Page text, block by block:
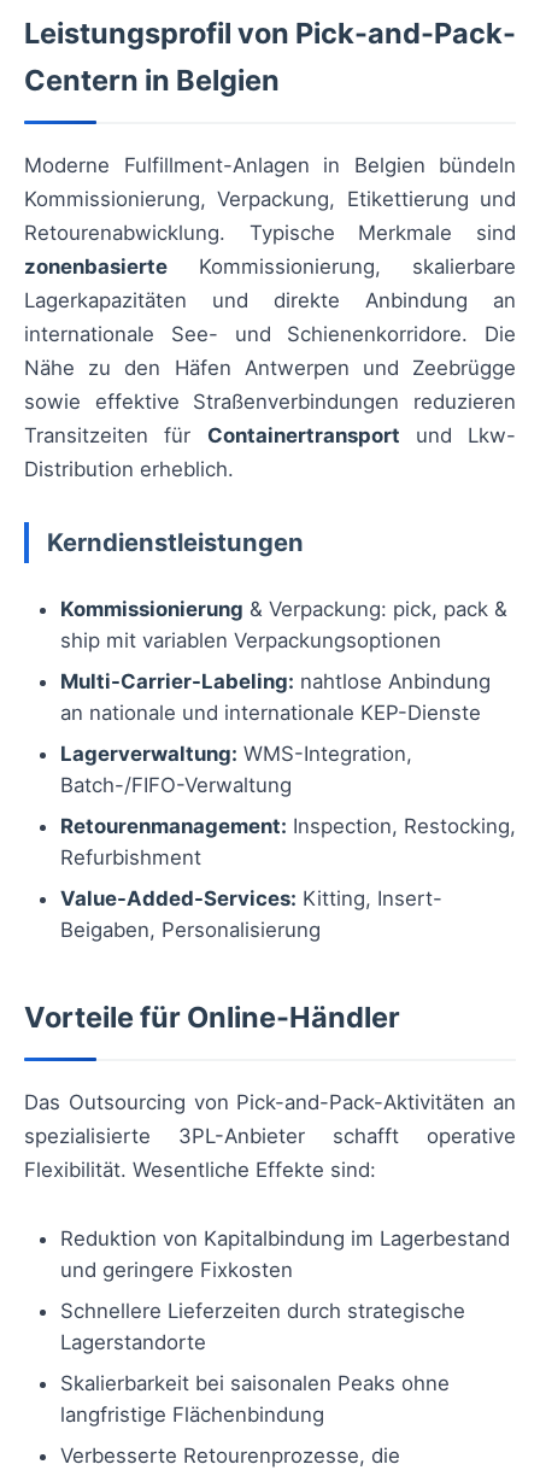
Leistungsprofil von Pick-and-Pack-
Centern in Belgien
Moderne Fulfillment-Anlagen in Belgien bündeln
Kommissionierung, Verpackung, Etikettierung und
Retourenabwicklung. Typische Merkmale sind
zonenbasierte Kommissionierung, skalierbare
Lagerkapazitäten und direkte Anbindung an
internationale See- und Schienenkorridore. Die
Nähe zu den Häfen Antwerpen und Zeebrügge
sowie effektive Straßenverbindungen reduzieren
Transitzeiten für Containertransport und Lkw-
Distribution erheblich.
Kerndienstleistungen
Kommissionierung & Verpackung: pick, pack &
ship mit variablen Verpackungsoptionen
Multi-Carrier-Labeling: nahtlose Anbindung
an nationale und internationale KEP-Dienste
Lagerverwaltung: WMS-Integration,
Batch-/FIFO-Verwaltung
Retourenmanagement: Inspection, Restocking,
Refurbishment
Value-Added-Services: Kitting, Insert-
Beigaben, Personalisierung
Vorteile für Online-Händler
Das Outsourcing von Pick-and-Pack-Aktivitäten an
spezialisierte 3PL-Anbieter schafft operative
Flexibilität. Wesentliche Effekte sind:
Reduktion von Kapitalbindung im Lagerbestand
und geringere Fixkosten
Schnellere Lieferzeiten durch strategische
Lagerstandorte
Skalierbarkeit bei saisonalen Peaks ohne
langfristige Flächenbindung
Verbesserte Retourenprozesse, die